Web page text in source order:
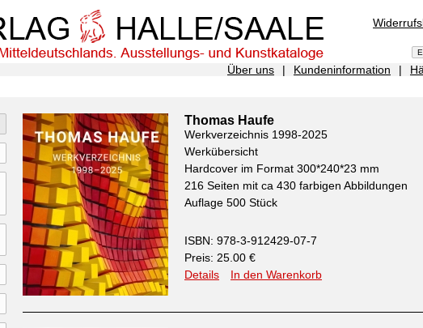
Über uns | Kundeninformation |
Thomas Haufe
Werkverzeichnis 1998-2025
Werkübersicht
Hardcover im Format 300*240*23 mm
216 Seiten mit ca 430 farbigen Abbildungen
Auflage 500 Stück
ISBN: 978-3-912429-07-7
Preis: 25.00 €
Details
In den Warenkorb